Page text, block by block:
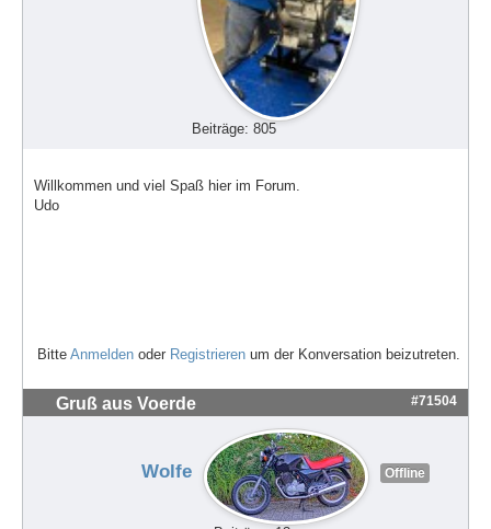
Beiträge: 805
Willkommen und viel Spaß hier im Forum.
Udo
Bitte Anmelden oder Registrieren um der Konversation beizutreten.
Gruß aus Voerde #71504
Wolfe Offline